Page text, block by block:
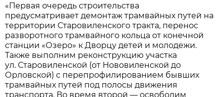
«Первая очередь строительства
предусматривает демонтаж трамвайных путей на
территории Старовиленского тракта, перенос
разворотного трамвайного кольца от конечной
станции «Озеро» к Дворцу детей и молодежи.
Также выполним реконструкцию участка
ул. Старовиленской (от Нововиленской до
Орловской) с перепрофилированием бывших
трамвайных путей под полосы движения
транспорта. Во время второй — освободим